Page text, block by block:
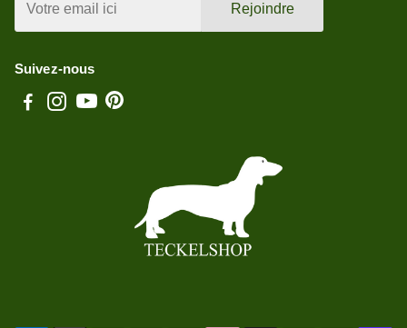
Rejoindre
Suivez-nous